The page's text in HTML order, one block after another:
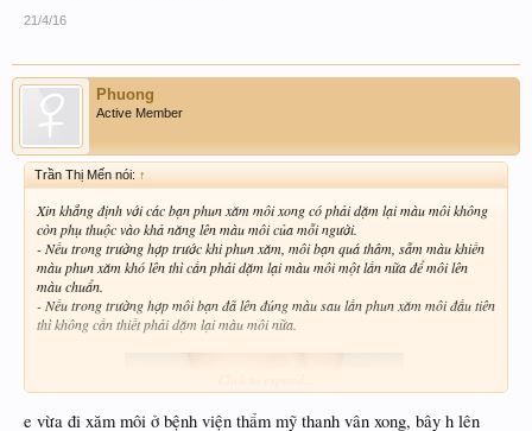
21/4/16
Phuong
Active Member
Trần Thị Mến nói: ↑
Xin khẳng định với các bạn phun xăm môi xong có phải dặm lại màu môi không
còn phụ thuộc vào khả năng lên màu môi của mỗi người.
- Nếu trong trường hợp trước khi phun xăm, môi bạn quá thâm, sẫm màu khiến
màu phun xăm khó lên thì cần phải dặm lại màu môi một lần nữa để môi lên
màu chuẩn.
- Nếu trong trường hợp môi bạn đã lên đúng màu sau lần phun xăm môi đầu tiên
thì không cần thiết phải dặm lại màu môi nữa.
e vừa đi xăm môi ở bệnh viện thẩm mỹ thanh vân xong, bây h lên